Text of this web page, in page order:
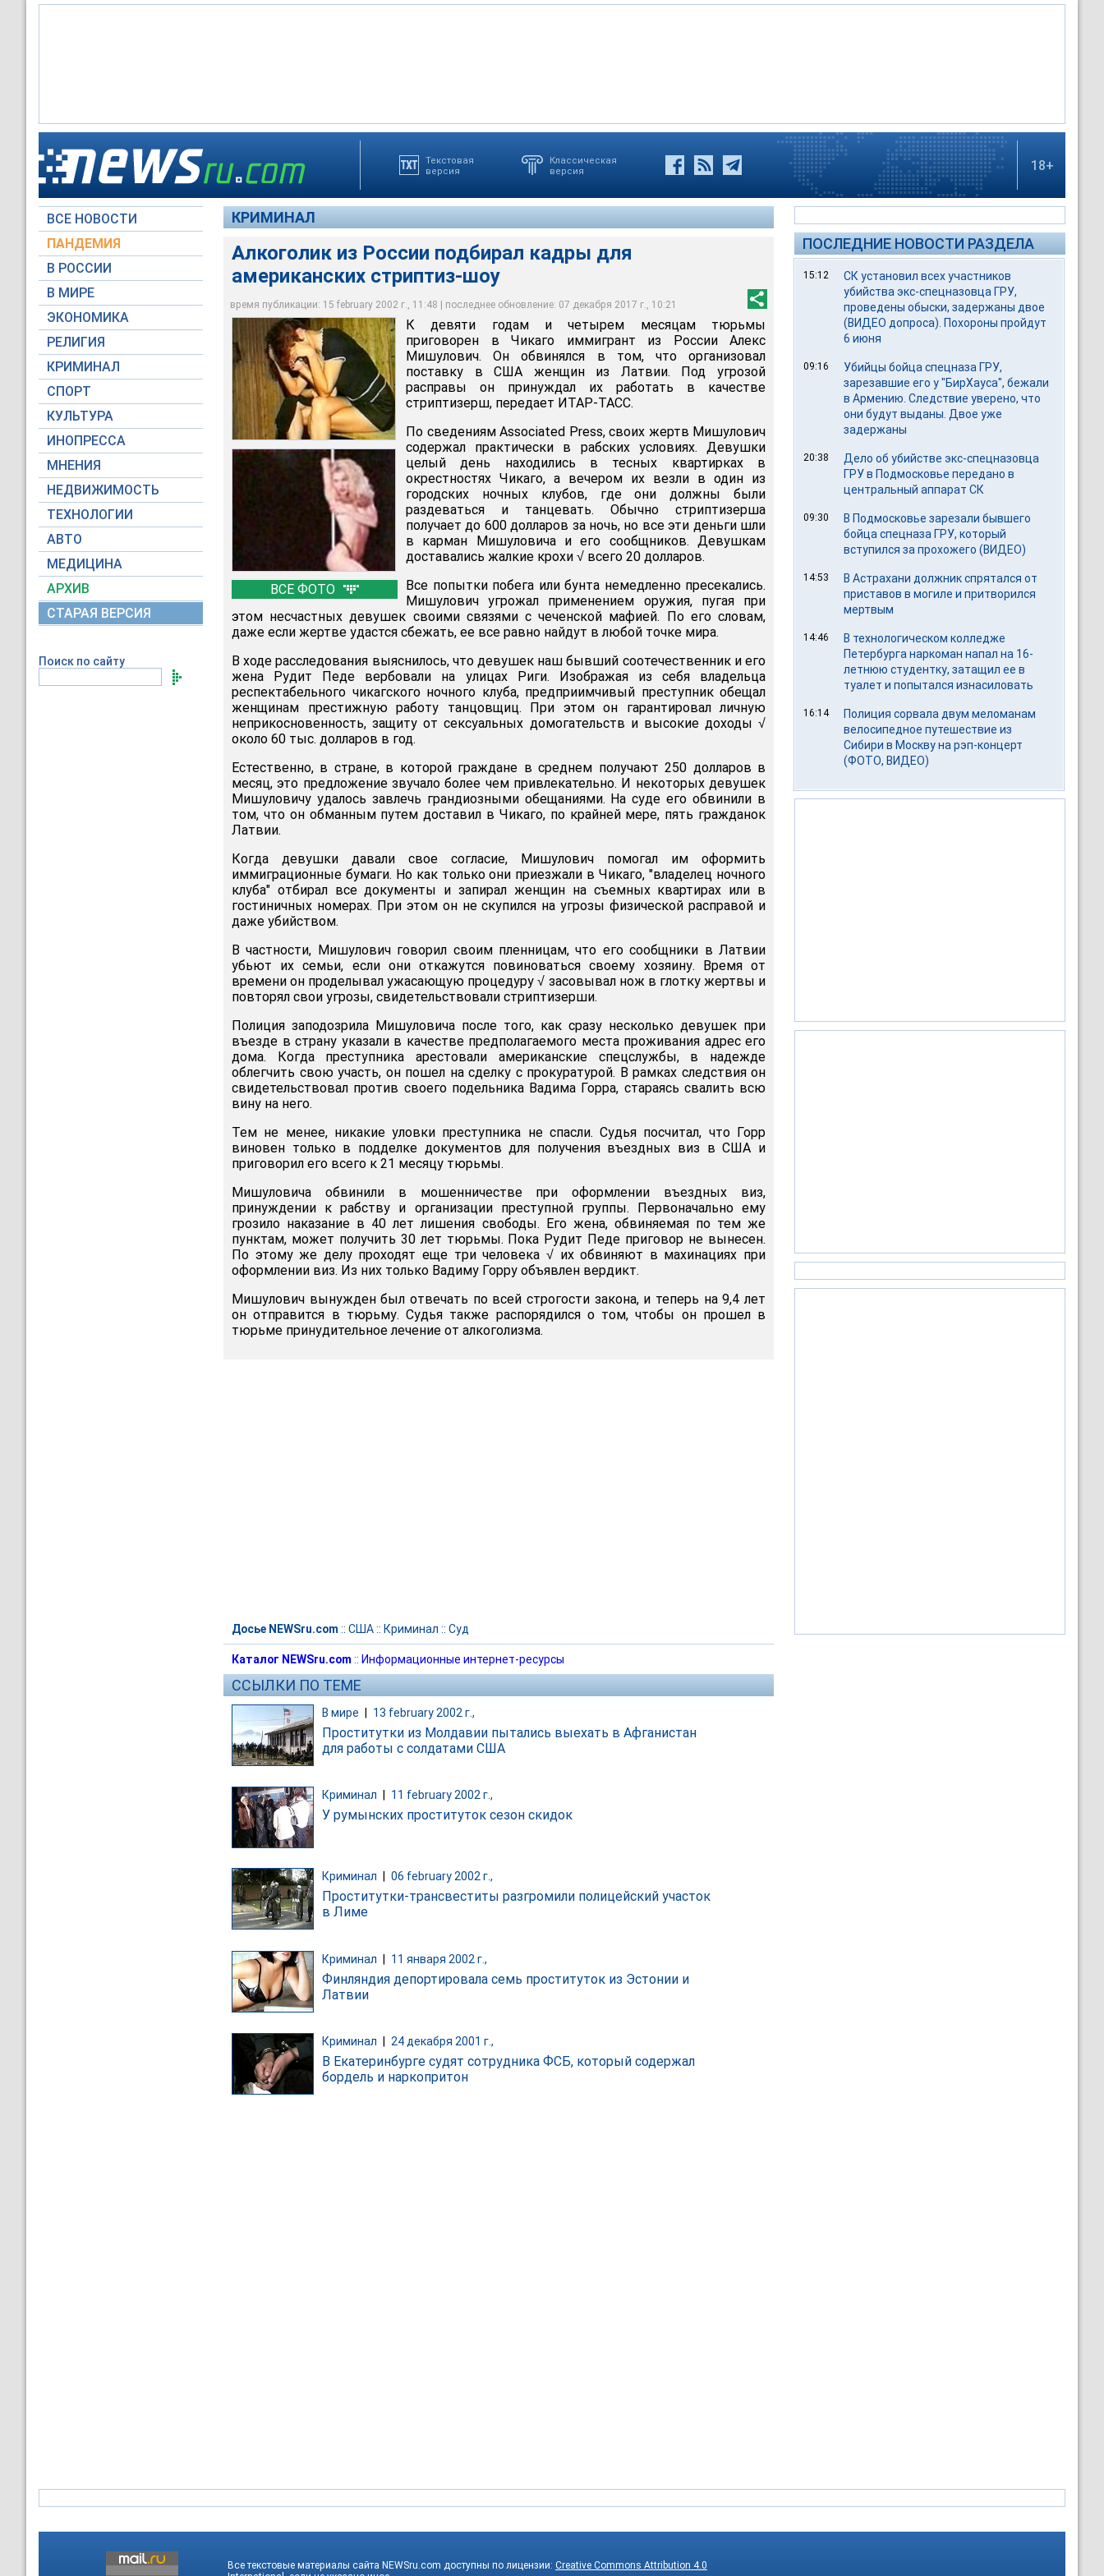
Текстовая
версия
Классическая
версия
18+
ВСЕ НОВОСТИ
ПАНДЕМИЯ
В РОССИИ
В МИРЕ
ЭКОНОМИКА
РЕЛИГИЯ
КРИМИНАЛ
СПОРТ
КУЛЬТУРА
ИНОПРЕССА
МНЕНИЯ
НЕДВИЖИМОСТЬ
ТЕХНОЛОГИИ
АВТО
МЕДИЦИНА
АРХИВ
СТАРАЯ ВЕРСИЯ
Поиск по сайту
КРИМИНАЛ
Алкоголик из России подбирал кадры для
американских стриптиз-шоу
время публикации: 15 february 2002 г., 11:48 | последнее обновление: 07 декабря 2017 г., 10:21
ВСЕ ФОТО
Своих жертв Мишулович содержал практически в рабских условиях
Архив NTVRU.com
Алкоголик из России подбирал кадры для американских стриптиз-шоу
Архив NTVRU.com
Девушки целый день находились в тесных квартирках в окрестностях Чикаго, а
вечером их везли в один из городских ночных клубов, где они должны были
раздеваться и танцевать
Архив NTVRU.com
Судья распорядился, чтобы Мишулович прошел в тюрьме принудительное лечение
от алкоголизма
Архив NTVRU.com
К девяти годам и четырем месяцам тюрьмы
приговорен в Чикаго иммигрант из России Алекс
Мишулович. Он обвинялся в том, что организовал
поставку в США женщин из Латвии. Под угрозой
расправы он принуждал их работать в качестве
стриптизерш, передает ИТАР-ТАСС.
По сведениям Associated Press, своих жертв Мишулович
содержал практически в рабских условиях. Девушки
целый день находились в тесных квартирках в
окрестностях Чикаго, а вечером их везли в один из
городских ночных клубов, где они должны были
раздеваться и танцевать. Обычно стриптизерша
получает до 600 долларов за ночь, но все эти деньги шли
в карман Мишуловича и его сообщников. Девушкам
доставались жалкие крохи √ всего 20 долларов.
Все попытки побега или бунта немедленно пресекались.
Мишулович угрожал применением оружия, пугая при
этом несчастных девушек своими связями с чеченской мафией. По его словам,
даже если жертве удастся сбежать, ее все равно найдут в любой точке мира.
В ходе расследования выяснилось, что девушек наш бывший соотечественник и его
жена Рудит Педе вербовали на улицах Риги. Изображая из себя владельца
респектабельного чикагского ночного клуба, предприимчивый преступник обещал
женщинам престижную работу танцовщиц. При этом он гарантировал личную
неприкосновенность, защиту от сексуальных домогательств и высокие доходы √
около 60 тыс. долларов в год.
Естественно, в стране, в которой граждане в среднем получают 250 долларов в
месяц, это предложение звучало более чем привлекательно. И некоторых девушек
Мишуловичу удалось завлечь грандиозными обещаниями. На суде его обвинили в
том, что он обманным путем доставил в Чикаго, по крайней мере, пять гражданок
Латвии.
Когда девушки давали свое согласие, Мишулович помогал им оформить
иммиграционные бумаги. Но как только они приезжали в Чикаго, "владелец ночного
клуба" отбирал все документы и запирал женщин на съемных квартирах или в
гостиничных номерах. При этом он не скупился на угрозы физической расправой и
даже убийством.
В частности, Мишулович говорил своим пленницам, что его сообщники в Латвии
убьют их семьи, если они откажутся повиноваться своему хозяину. Время от
времени он проделывал ужасающую процедуру √ засовывал нож в глотку жертвы и
повторял свои угрозы, свидетельствовали стриптизерши.
Полиция заподозрила Мишуловича после того, как сразу несколько девушек при
въезде в страну указали в качестве предполагаемого места проживания адрес его
дома. Когда преступника арестовали американские спецслужбы, в надежде
облегчить свою участь, он пошел на сделку с прокуратурой. В рамках следствия он
свидетельствовал против своего подельника Вадима Горра, стараясь свалить всю
вину на него.
Тем не менее, никакие уловки преступника не спасли. Судья посчитал, что Горр
виновен только в подделке документов для получения въездных виз в США и
приговорил его всего к 21 месяцу тюрьмы.
Мишуловича обвинили в мошенничестве при оформлении въездных виз,
принуждении к рабству и организации преступной группы. Первоначально ему
грозило наказание в 40 лет лишения свободы. Его жена, обвиняемая по тем же
пунктам, может получить 30 лет тюрьмы. Пока Рудит Педе приговор не вынесен.
По этому же делу проходят еще три человека √ их обвиняют в махинациях при
оформлении виз. Из них только Вадиму Горру объявлен вердикт.
Мишулович вынужден был отвечать по всей строгости закона, и теперь на 9,4 лет
он отправится в тюрьму. Судья также распорядился о том, чтобы он прошел в
тюрьме принудительное лечение от алкоголизма.
Досье NEWSru.com :: США:: Криминал :: Суд
Каталог NEWSru.com :: Информационные интернет-ресурсы
ССЫЛКИ ПО ТЕМЕ
В мире 13 february 2002 г.,
Проститутки из Молдавии пытались выехать в Афганистан
для работы с солдатами США
Криминал 11 february 2002 г.,
У румынских проституток сезон скидок
Криминал 06 february 2002 г.,
Проститутки-трансвеститы разгромили полицейский участок
в Лиме
Криминал | 11 января 2002 г.,
Финляндия депортировала семь проституток из Эстонии и
Латвии
Криминал 24 декабря 2001 г.,
В Екатеринбурге судят сотрудника ФСБ, который содержал
бордель и наркопритон
ПОСЛЕДНИЕ НОВОСТИ РАЗДЕЛА
15:12
СК установил всех участников
убийства экс-спецназовца ГРУ,
проведены обыски, задержаны двое
(ВИДЕО допроса). Похороны пройдут
6 июня
09:16
Убийцы бойца спецназа ГРУ,
зарезавшие его у "БирХауса", бежали
в Армению. Следствие уверено, что
они будут выданы. Двое уже
задержаны
20:38
Дело об убийстве экс-спецназовца
ГРУ в Подмосковье передано в
центральный аппарат СК
09:30
В Подмосковье зарезали бывшего
бойца спецназа ГРУ, который
вступился за прохожего (ВИДЕО)
14:53
В Астрахани должник спрятался от
приставов в могиле и притворился
мертвым
14:46
В технологическом колледже
Петербурга наркоман напал на 16-
летнюю студентку, затащил ее в
туалет и попытался изнасиловать
16:14
Полиция сорвала двум меломанам
велосипедное путешествие из
Сибири в Москву на рэп-концерт
(ФОТО, ВИДЕО)
Все текстовые материалы сайта NEWSru.com доступны по лицензии: Creative Commons Attribution 4.0